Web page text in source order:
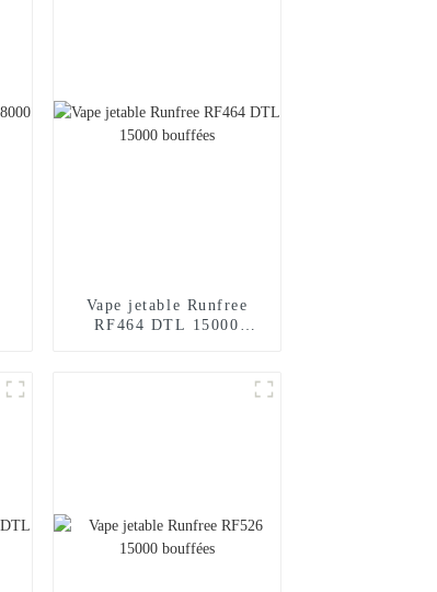
Vape jetable Runfree
RF464 DTL 15000